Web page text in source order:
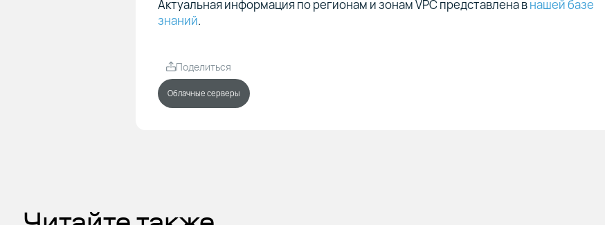
Актуальная информация по регионам и зонам VPC представлена внашей базе
знаний.
Поделиться
Облачные серверы